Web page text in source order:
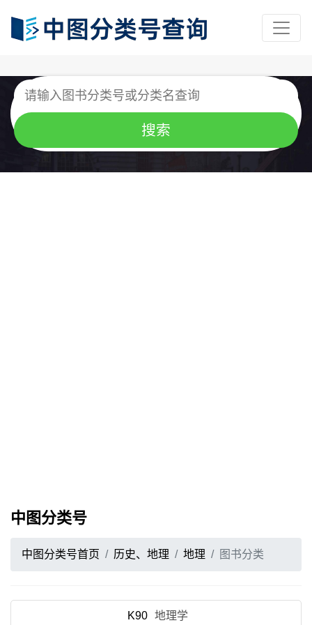
中图分类号
中图分类号首页 历史、地理 地理 图书分类
K90 地理学